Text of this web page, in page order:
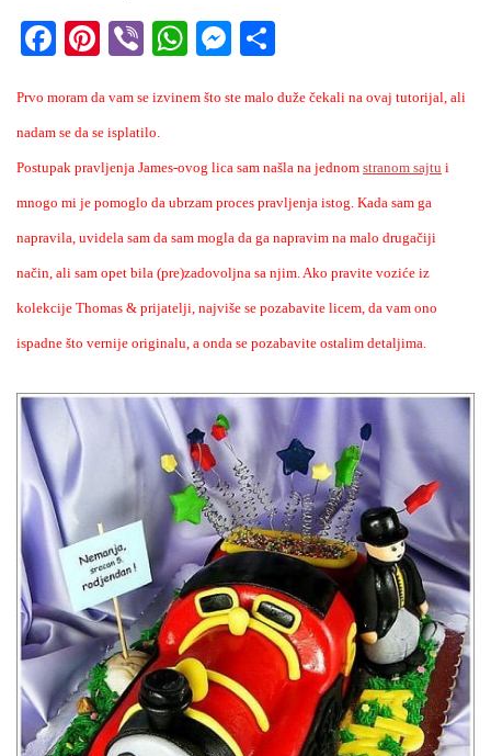
F
c
e
b
o
o
k
Pi
er
e
st
Vi
er
W
at
A
p
p
M
ss
n
g
er
ar
Prvo moram da vam se izvinem što ste malo duže čekali na ovaj tutorijal, ali
nadam se da se isplatilo.
Postupak pravljenja James-ovog lica sam našla na jednom stranom sajtu i
mnogo mi je pomoglo da ubrzam proces pravljenja istog. Kada sam ga
napravila, uvidela sam da sam mogla da ga napravim na malo drugačiji
način, ali sam opet bila (pre)zadovoljna sa njim. Ako pravite voziće iz
kolekcije Thomas & prijatelji, najviše se pozabavite licem, da vam ono
ispadne što vernije originalu, a onda se pozabavite ostalim detaljima.